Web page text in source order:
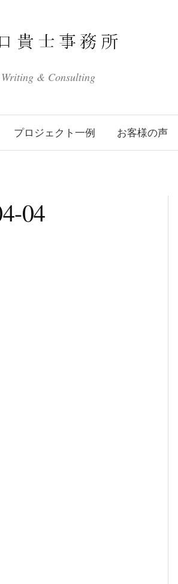
Writing & Consulting
プロジェクト一例 お客様の声
04